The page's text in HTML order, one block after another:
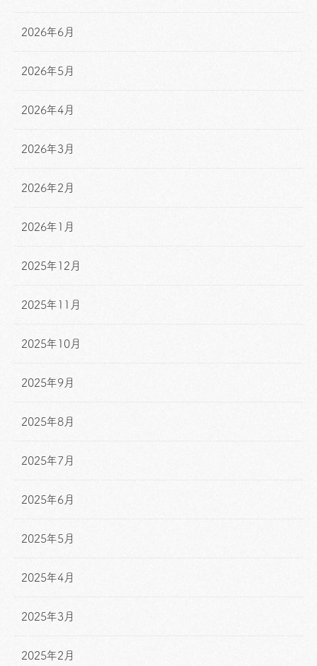
2026年6月
2026年5月
2026年4月
2026年3月
2026年2月
2026年1月
2025年12月
2025年11月
2025年10月
2025年9月
2025年8月
2025年7月
2025年6月
2025年5月
2025年4月
2025年3月
2025年2月